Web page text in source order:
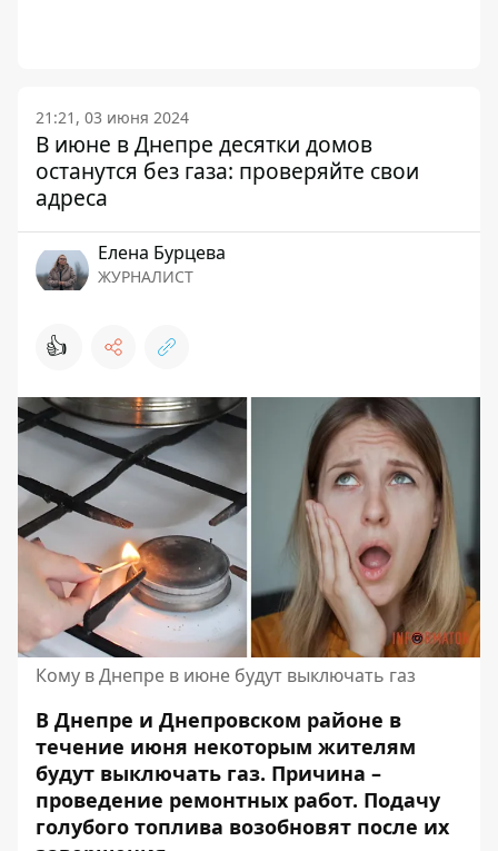
21:21, 03 июня 2024
В июне в Днепре десятки домов
останутся без газа: проверяйте свои
адреса
Елена Бурцева
ЖУРНАЛИСТ
👍
Кому в Днепре в июне будут выключать газ
В Днепре и Днепровском районе в
течение июня некоторым жителям
будут выключать газ. Причина –
проведение ремонтных работ. Подачу
голубого топлива возобновят после их